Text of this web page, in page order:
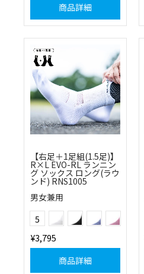
商品詳細
【右足＋1足組(1.5足)】
R×L EVO-RL ランニン
グ ソックス ロング(ラウ
ンド) RNS1005
男女兼用
Color
5
(60)グリーン
¥3,795
商品詳細